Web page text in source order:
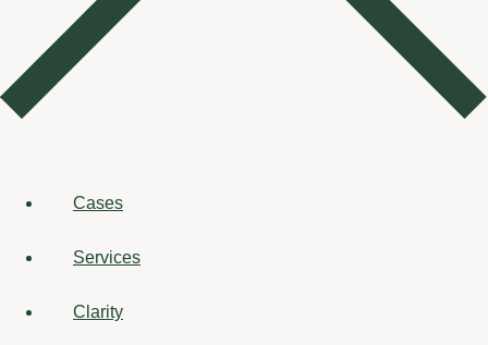
Cases
Services
Clarity